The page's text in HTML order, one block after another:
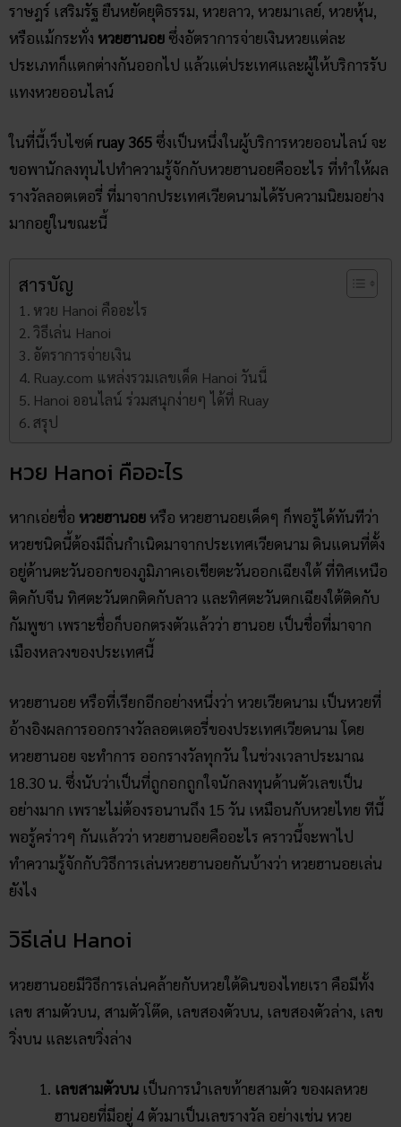
ราษฎร์ เสริมรัฐ ยืนหยัดยุติธรรม, หวยลาว, หวยมาเลย์, หวยหุ้น,
หรือแม้กระทั่ง หวยฮานอย ซึ่งอัตราการจ่ายเงินหวยแต่ละ
ประเภทก็แตกต่างกันออกไป แล้วแต่ประเทศและผู้ให้บริการรับ
แทงหวยออนไลน์
ในที่นี้เว็บไซต์ ruay 365 ซึ่งเป็นหนึ่งในผู้บริการหวยออนไลน์ จะ
ขอพานักลงทุนไปทำความรู้จักกับหวยฮานอยคืออะไร ที่ทำให้ผล
รางวัลลอตเตอรี่ ที่มาจากประเทศเวียดนามได้รับความนิยมอย่าง
มากอยู่ในขณะนี้
สารบัญ
หวย Hanoi คืออะไร
วิธีเล่น Hanoi
อัตราการจ่ายเงิน
Ruay.com แหล่งรวมเลขเด็ด Hanoi วันนี้
Hanoi ออนไลน์ ร่วมสนุกง่ายๆ ได้ที่ Ruay
สรุป
หวย Hanoi คืออะไร
หากเอ่ยชื่อ หวยฮานอย หรือ หวยฮานอยเด็ดๆ ก็พอรู้ได้ทันทีว่า
หวยชนิดนี้ต้องมีถิ่นกำเนิดมาจากประเทศเวียดนาม ดินแดนที่ตั้ง
อยู่ด้านตะวันออกของภูมิภาคเอเชียตะวันออกเฉียงใต้ ที่ทิศเหนือ
ติดกับจีน ทิศตะวันตกติดกับลาว และทิศตะวันตกเฉียงใต้ติดกับ
กัมพูชา เพราะชื่อก็บอกตรงตัวแล้วว่า ฮานอย เป็นชื่อที่มาจาก
เมืองหลวงของประเทศนี้
หวยฮานอย หรือที่เรียกอีกอย่างหนึ่งว่า หวยเวียดนาม เป็นหวยที่
อ้างอิงผลการออกรางวัลลอตเตอรี่ของประเทศเวียดนาม โดย
หวยฮานอย จะทำการ ออกรางวัลทุกวัน ในช่วงเวลาประมาณ
18.30 น. ซึ่งนับว่าเป็นที่ถูกอกถูกใจนักลงทุนด้านตัวเลขเป็น
อย่างมาก เพราะไม่ต้องรอนานถึง 15 วัน เหมือนกับหวยไทย ทีนี้
พอรู้คร่าวๆ กันแล้วว่า หวยฮานอยคืออะไร คราวนี้จะพาไป
ทำความรู้จักกับวิธีการเล่นหวยฮานอยกันบ้างว่า หวยฮานอยเล่น
ยังไง
วิธีเล่น Hanoi
หวยฮานอยมีวิธีการเล่นคล้ายกับหวยใต้ดินของไทยเรา คือมีทั้ง
เลข สามตัวบน, สามตัวโต๊ด, เลขสองตัวบน, เลขสองตัวล่าง, เลข
วิ่งบน และเลขวิ่งล่าง
เลขสามตัวบน เป็นการนำเลขท้ายสามตัว ของผลหวย
ฮานอยที่มีอยู่ 4 ตัวมาเป็นเลขรางวัล อย่างเช่น หวย